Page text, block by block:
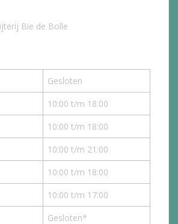
Bie de Bolle
Gesloten
10:00 t/m 18:00
10:00 t/m 18:00
10:00 t/m 21:00
10:00 t/m 18:00
10:00 t/m 17:00
Gesloten*